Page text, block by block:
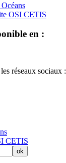
OSI CETIS
en :
réseaux sociaux :
CETIS